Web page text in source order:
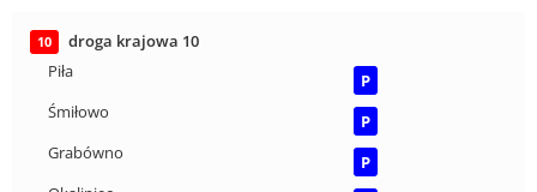
10
droga krajowa 10
Piła
P
Śmiłowo
P
Grabówno
P